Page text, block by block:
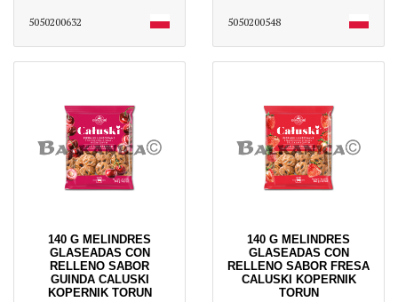
5050200632 5050200548
140 G MELINDRES
GLASEADAS CON
RELLENO SABOR
GUINDA CALUSKI
KOPERNIK TORUN
140 G MELINDRES
GLASEADAS CON
RELLENO SABOR FRESA
CALUSKI KOPERNIK
TORUN